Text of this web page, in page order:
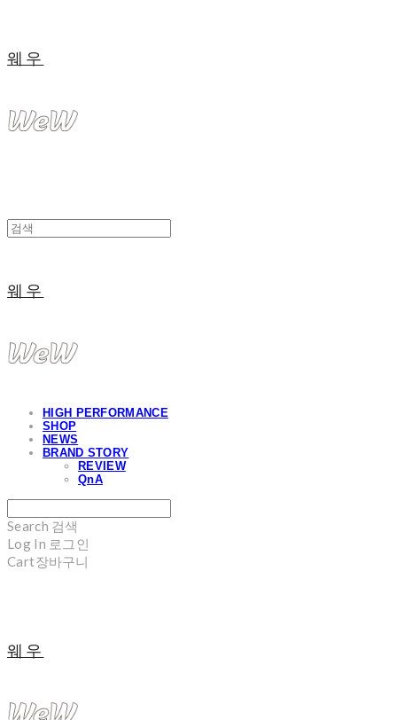
웨우
웨우
HIGH PERFORMANCE
SHOP
NEWS
BRAND STORY
REVIEW
QnA
Search 검색
Log In 로그인
Cart장바구니
웨우